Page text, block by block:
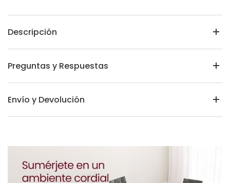
Descripción
Preguntas y Respuestas
Envío y Devolución